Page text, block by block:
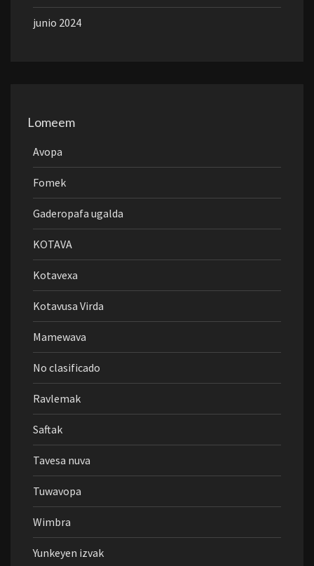
junio 2024
Lomeem
Avopa
Fomek
Gaderopafa ugalda
KOTAVA
Kotavexa
Kotavusa Virda
Mamewava
No clasificado
Ravlemak
Saftak
Tavesa nuva
Tuwavopa
Wimbra
Yunkeyen izvak